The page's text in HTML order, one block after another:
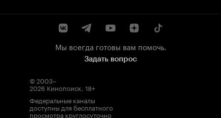
Мы всегда готовы вам помочь.
Задать вопрос
© 2003–
2026 Кинопоиск. 18+
Федеральные каналы
доступны для бесплатного
просмотра круглосуточно